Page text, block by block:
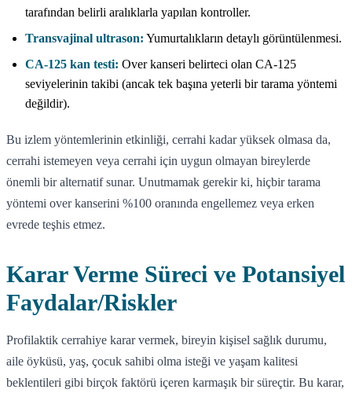
tarafından belirli aralıklarla yapılan kontroller.
Transvajinal ultrason: Yumurtalıkların detaylı görüntülenmesi.
CA-125 kan testi: Over kanseri belirteci olan CA-125
seviyelerinin takibi (ancak tek başına yeterli bir tarama yöntemi
değildir).
Bu izlem yöntemlerinin etkinliği, cerrahi kadar yüksek olmasa da,
cerrahi istemeyen veya cerrahi için uygun olmayan bireylerde
önemli bir alternatif sunar. Unutmamak gerekir ki, hiçbir tarama
yöntemi over kanserini %100 oranında engellemez veya erken
evrede teşhis etmez.
Karar Verme Süreci ve Potansiyel
Faydalar/Riskler
Profilaktik cerrahiye karar vermek, bireyin kişisel sağlık durumu,
aile öyküsü, yaş, çocuk sahibi olma isteği ve yaşam kalitesi
beklentileri gibi birçok faktörü içeren karmaşık bir süreçtir. Bu karar,